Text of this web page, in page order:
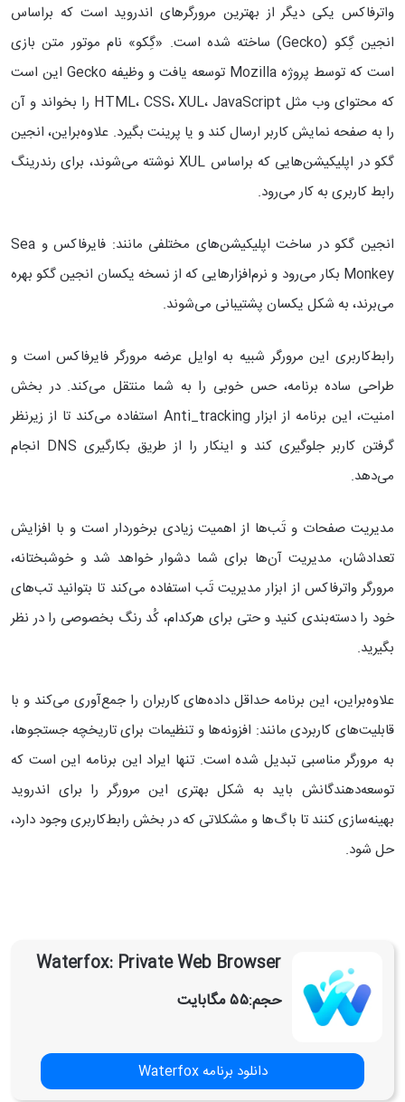
واترفاکس یکی دیگر از بهترین مرورگرهای اندروید است که براساس
انجین گِکو (Gecko) ساخته شده است. «گِکو» نام موتور متن بازی
است که توسط پروژه Mozilla توسعه یافت و وظیفه Gecko این است
که محتوای وب مثل HTML، CSS، XUL، JavaScript را بخواند و آن
را به صفحه نمایش کاربر ارسال کند و یا پرینت بگیرد. علاوه‌براین، انجین
گکو در اپلیکیشن‌هایی که براساس XUL نوشته می‌شوند، برای رندرینگ
رابط کاربری به کار می‌رود.
انجین گکو در ساخت اپلیکیشن‌های مختلفی مانند: فایرفاکس و Sea
Monkey بکار می‌رود و نرم‌افزارهایی که از نسخه یکسان انجین گکو بهره
می‌برند، به شکل یکسان پشتیبانی می‌شوند.
رابط‌کاربری این مرورگر شبیه به اوایل عرضه مرورگر فایرفاکس است و
طراحی ساده‌ برنامه، حس خوبی را به شما منتقل می‌کند. در بخش
امنیت، این برنامه از ابزار Anti_tracking استفاده می‌کند تا از زیرنظر
گرفتن کاربر جلوگیری کند و اینکار را از طریق بکارگیری DNS انجام
می‌دهد.
مدیریت صفحات و تَب‌ها از اهمیت زیادی برخوردار است و با افزایش
تعدادشان، مدیریت آن‌ها برای شما دشوار خواهد شد و خوشبختانه،
مرورگر واترفاکس از ابزار مدیریت تَب استفاده می‌کند تا بتوانید تب‌های
خود را دسته‌بندی کنید و حتی برای هرکدام، کُد رنگ بخصوصی را در نظر
بگیرید.
علاوه‌براین، این برنامه حداقل داده‌های کاربران را جمع‌آوری می‌کند و با
قابلیت‌های کاربردی مانند: افزونه‌ها و تنظیمات برای تاریخچه جستجو‌ها،
به مرورگر مناسبی تبدیل شده است. تنها ایراد این برنامه این است که
توسعه‌دهندگانش باید به شکل بهتری این مرورگر را برای اندروید
بهینه‌سازی کنند تا باگ‌ها و مشکلاتی که در بخش رابط‌کاربری وجود دارد،
حل شود.
Waterfox: Private Web Browser
حجم:۵۵ مگابایت
دانلود برنامه Waterfox